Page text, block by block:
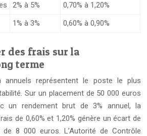
2% à 5% 0,70% à 1,20%
1% à 3% 0,60% à 0,90%
des frais sur la
terme
représentent le poste le plus
Sur un placement de 50 000 euros
un rendement brut de 3% annuel, la
de 0,60% et 1,20% génère un écart de
8 000 euros. L’Autorité de Contrôle